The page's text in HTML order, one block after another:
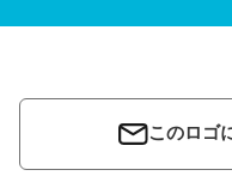
このロゴ